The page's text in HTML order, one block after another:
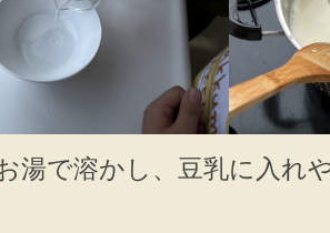
湯で溶かし、豆乳に入れ